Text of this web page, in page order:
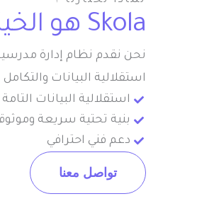
Skola هو الخيار الأمثل لمدرستك
نحن نقدم نظام إدارة
استقلالية البيانات
استقلالية البيانات التامة
بنية تحتية سريعة
دعم فني احترافي
تواصل معنا